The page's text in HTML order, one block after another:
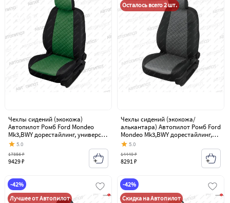
Чехлы сидений (экокожа)
Автопилот Ромб Ford Mondeo
Mk3,BWY дорестайлинг, универсал
(2000-2003)
5.0
9429 ₽
17356 ₽
Осталось всего 2 шт.
Чехлы сидений (экокожа/
алькантара) Автопилот Ромб Ford
Mondeo Mk3,BWY дорестайлинг,
универсал (2000-2003)
5.0
8291 ₽
14449 ₽
-42%
Лучшее от Автопилот
-42%
Скидка на Автопилот